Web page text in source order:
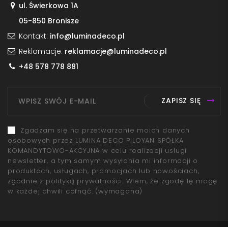
ul. Świerkowa 1A
05-850 Bronisze
Kontakt: info@luminadeco.pl
Reklamacje: reklamacje@luminadeco.pl
+48 578 778 881
ZAPISZ SIĘ
Zgadzam się na przetwarzanie moich danych
osobowych przez LUMINA DECO PILOYAN SPÓŁKA
KOMANDYTOWO-AKCYJNA w celu realizacji usługi
newsletter, a tym samym wysyłania mi informacji o
produktach, usługach, promocjach lub nowościach,
zgodnie z polityką prywatności. Wiem, że zgodę tę mogę
w każdej chwili cofnąć. (wymagana)